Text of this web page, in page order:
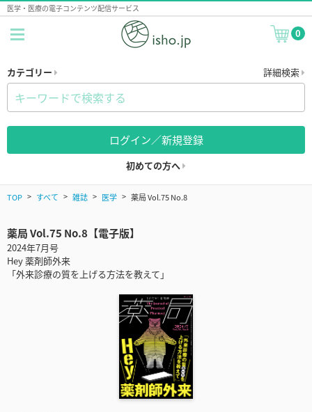
医学・医療の電子コンテンツ配信サービス
0
カテゴリー 詳細検索
ログイン／新規登録
初めての方へ
TOP すべて 雑誌 医学 薬局 Vol.75 No.8
薬局 Vol.75 No.8【電子版】
2024年7月号
Hey 薬剤師外来
「外来診療の質を上げる方法を教えて」